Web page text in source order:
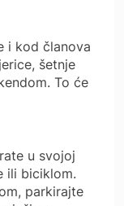
i kod članova
šetnje
To će
u svojoj
ili biciklom.
parkirajte